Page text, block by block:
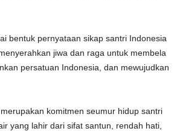
bentuk pernyataan sikap santri Indonesia
jiwa dan raga untuk membela
persatuan Indonesia, dan mewujudkan
komitmen seumur hidup santri
yang lahir dari sifat santun, rendah hati,